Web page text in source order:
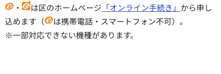
・ は区のホームページ 「オンライン手続き」 から申し
込めます（
は携帯電話・スマートフォン不可）。
※一部対応できない機種があります。